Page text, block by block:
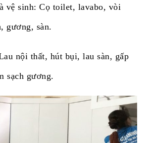
vệ sinh: Cọ toilet, lavabo, vòi
gương, sàn.
nội thất, hút bụi, lau sàn, gấp
sạch gương.